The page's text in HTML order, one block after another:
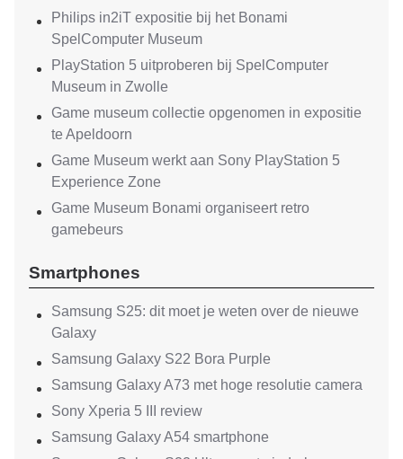
Philips in2iT expositie bij het Bonami
SpelComputer Museum
PlayStation 5 uitproberen bij SpelComputer
Museum in Zwolle
Game museum collectie opgenomen in expositie
te Apeldoorn
Game Museum werkt aan Sony PlayStation 5
Experience Zone
Game Museum Bonami organiseert retro
gamebeurs
Smartphones
Samsung S25: dit moet je weten over de nieuwe
Galaxy
Samsung Galaxy S22 Bora Purple
Samsung Galaxy A73 met hoge resolutie camera
Sony Xperia 5 III review
Samsung Galaxy A54 smartphone